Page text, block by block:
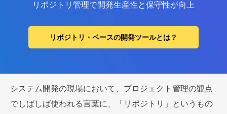
リポジトリ管理で開発生産性と保守性が向上
リポジトリ・ベースの開発ツールとは？
システム開発の現場において、プロジェクト管理の観点
でしばしば使われる言葉に、「リポジトリ」というもの